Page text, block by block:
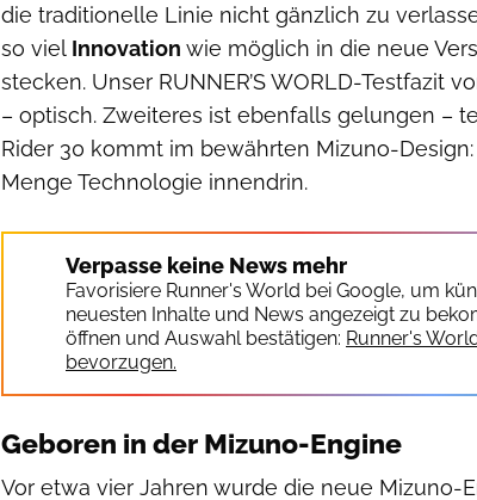
die traditionelle Linie nicht gänzlich zu
so viel Innovation wie möglich in die neue
stecken. Unser RUNNER’S WORLD-Testfazit
– optisch. Zweiteres ist ebenfalls gelungen –
Rider 30 kommt im bewährten Mizuno-
Menge Technologie innendrin.
Verpasse keine News mehr
Favorisiere Runner's World bei Google, um
neuesten Inhalte und News angezeigt zu
öffnen und Auswahl bestätigen: Runner's
bevorzugen.
Geboren in der Mizuno-Engine
Vor etwa vier Jahren wurde die neue Mizuno-